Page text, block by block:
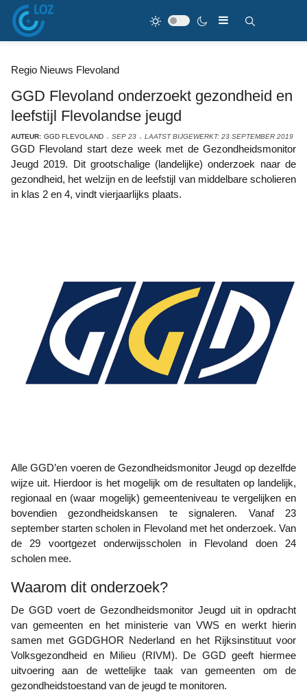
Regio Nieuws Flevoland
GGD Flevoland onderzoekt gezondheid en
leefstijl Flevolandse jeugd
AUTEUR: GGD FLEVOLAND SEP 23 LAATST BIJGEWERKT: 23 SEPTEMBER 2019
GGD Flevoland start deze week met de Gezondheidsmonitor
Jeugd 2019. Dit grootschalige (landelijke) onderzoek naar de
gezondheid, het welzijn en de leefstijl van middelbare scholieren
in klas 2 en 4, vindt vierjaarlijks plaats.
Alle GGD’en voeren de Gezondheidsmonitor Jeugd op dezelfde
wijze uit. Hierdoor is het mogelijk om de resultaten op landelijk,
regionaal en (waar mogelijk) gemeenteniveau te vergelijken en
bovendien gezondheidskansen te signaleren. Vanaf 23
september starten scholen in Flevoland met het onderzoek. Van
de 29 voortgezet onderwijsscholen in Flevoland doen 24
scholen mee.
Waarom dit onderzoek?
De GGD voert de Gezondheidsmonitor Jeugd uit in opdracht
van gemeenten en het ministerie van VWS en werkt hierin
samen met GGDGHOR Nederland en het Rijksinstituut voor
Volksgezondheid en Milieu (RIVM). De GGD geeft hiermee
uitvoering aan de wettelijke taak van gemeenten om de
gezondheidstoestand van de jeugd te monitoren.